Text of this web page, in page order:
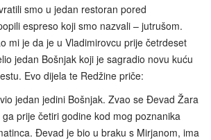
smo u jedan restoran pored
espreso koji smo nazvali – jutrušom.
mi je da je u Vladimirovcu prije četrdeset
jedan Bošnjak koji je sagradio novu kuću
Evo dijela te Redžine priče:
jedan jedini Bošnjak. Zvao se Đevad Žara
prije četiri godine kod mog poznanika
Đevad je bio u braku s Mirjanom, ima